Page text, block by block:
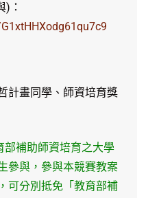
)：
計畫同學、師資培育獎
部補助師資培育之大學
參與，參與本競賽教案
可分別抵免「教育部補